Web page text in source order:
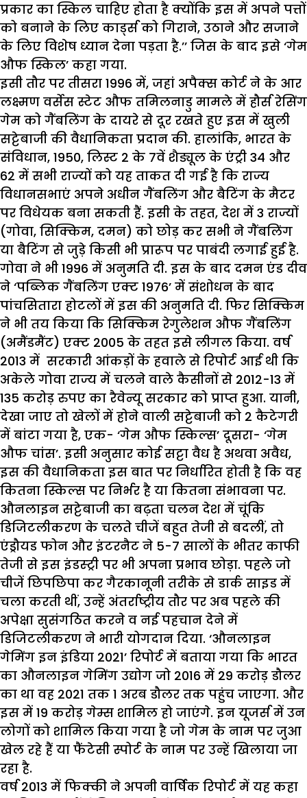
प्रकार का स्किल चाहिए होता है क्योंकि इस में अपने पत्तों
को बनाने के लिए कार्ड्स को गिराने, उठाने और सजाने
के लिए विशेष ध्यान देना पड़ता है.’’ जिस के बाद इसे ‘गेम
औफ स्किल’ कहा गया.
इसी तौर पर तीसरा 1996 में, जहां अपैक्स कोर्ट ने के आर
लक्ष्मण वर्सेस स्टेट औफ तमिलनाडु मामले में हौर्स रेसिंग
गेम को गैंबलिंग के दायरे से दूर रखते हुए इस में खुली
सट्टेबाजी की वैधानिकता प्रदान की. हालांकि, भारत के
संविधान, 1950, लिस्ट 2 के 7वें शैड्यूल के एंट्री 34 और
62 में सभी राज्यों को यह ताकत दी गई है कि राज्य
विधानसभाएं अपने अधीन गैंबलिंग और बैटिंग के मैटर
पर विधेयक बना सकती हैं. इसी के तहत, देश में 3 राज्यों
(गोवा, सिक्किम, दमन) को छोड़ कर सभी ने गैंबलिंग
या बैटिंग से जुड़े किसी भी प्रारूप पर पाबंदी लगाई हुई है.
गोवा ने भी 1996 में अनुमति दी. इस के बाद दमन एंड दीव
ने ‘पब्लिक गैंबलिंग एक्ट 1976’ में संशोधन के बाद
पांचसितारा होटलों में इस की अनुमति दी. फिर सिक्किम
ने भी तय किया कि सिक्किम रेगुलेशन औफ गैंबलिंग
(अमैंडमैंट) एक्ट 2005 के तहत इसे लीगल किया. वर्ष
2013 में सरकारी आंकड़ों के हवाले से रिपोर्ट आई थी कि
अकेले गोवा राज्य में चलने वाले कैसीनों से 2012-13 में
135 करोड़ रुपए का रैवेन्यू सरकार को प्राप्त हुआ. यानी,
देखा जाए तो खेलों में होने वाली सट्टेबाजी को 2 कैटेगरी
में बांटा गया है, एक- ‘गेम औफ स्किल्स’ दूसरा- ‘गेम
औफ चांस’. इसी अनुसार कोई सट्टा वैध है अथवा अवैध,
इस की वैधानिकता इस बात पर निर्धारित होती है कि वह
कितना स्किल्स पर निर्भर है या कितना संभावना पर.
औनलाइन सट्टेबाजी का बढ़ता चलन देश में चूंकि
डिजिटलीकरण के चलते चीजें बहुत तेजी से बदलीं, तो
एंड्रौयड फोन और इंटरनैट ने 5-7 सालों के भीतर काफी
तेजी से इस इंडस्ट्री पर भी अपना प्रभाव छोड़ा. पहले जो
चीजें छिपछिपा कर गैरकानूनी तरीके से डार्क साइड में
चला करती थीं, उन्हें अंतर्राष्ट्रीय तौर पर अब पहले की
अपेक्षा सुसंगठित करने व नई पहचान देने में
डिजिटलीकरण ने भारी योगदान दिया. ‘औनलाइन
गेमिंग इन इंडिया 2021’ रिपोर्ट में बताया गया कि भारत
का औनलाइन गेमिंग उद्योग जो 2016 में 29 करोड़ डौलर
का था वह 2021 तक 1 अरब डौलर तक पहुंच जाएगा. और
इस में 19 करोड़ गेम्स शामिल हो जाएंगे. इन यूजर्स में उन
लोगों को शामिल किया गया है जो गेम के नाम पर जुआ
खेल रहे हैं या फैंटेसी स्पोर्ट के नाम पर उन्हें खिलाया जा
रहा है.
वर्ष 2013 में फिक्की ने अपनी वार्षिक रिपोर्ट में यह कहा